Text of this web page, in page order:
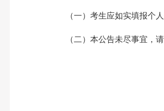
（一）考生应如实填报个
（二）本公告未尽事宜，